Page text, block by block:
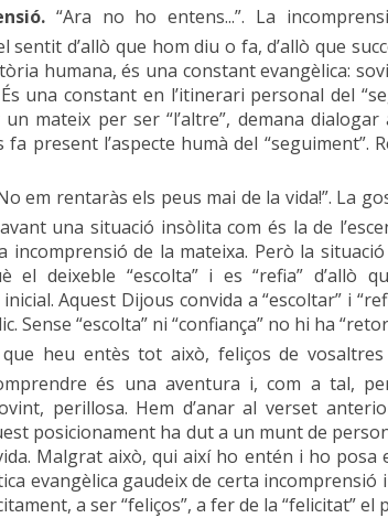
“Ara no ho entens...”. La
sentit d’allò que hom diu o fa, d’allò que
humana, és una constant evangèlica:
una constant en l’itinerari personal del
mateix per ser “l’altre”, demana
fa present l’aspecte humà del “seguiment”.
em rentaràs els peus mai de la vida!”. La
una situació insòlita com és la de
incomprensió de la mateixa. Però la
el deixeble “escolta” i es “refia” d’allò
Aquest Dijous convida a “escoltar” i
Sense “escolta” ni “confiança” no hi ha
que heu entès tot això, feliços de
és una aventura i, com a tal,
perillosa. Hem d’anar al verset
posicionament ha dut a un munt de
Malgrat això, qui així ho entén i ho posa
evangèlica gaudeix de certa incomprensió
a ser “feliços”, a fer de la “felicitat” el